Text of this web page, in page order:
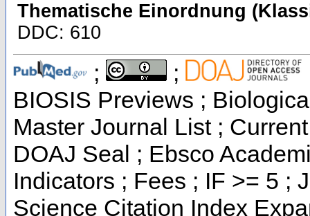
Thematische Einordnung
DDC: 610
; ;
BIOSIS Previews ;
Master Journal List ;
DOAJ Seal ; Ebsco
Indicators ; Fees ; IF >= 5 ;
Science Citation Index